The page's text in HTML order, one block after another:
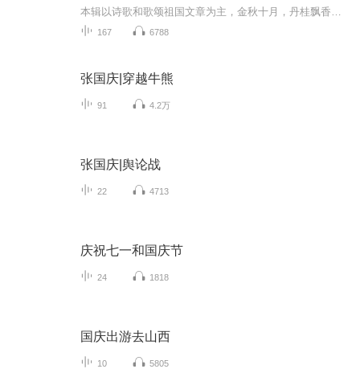
167 6788
张国庆|穿越牛熊
91 4.2万
张国庆|舆论战
22 4713
庆祝七一和国庆节
24 1818
国庆出游去山西
10 5805